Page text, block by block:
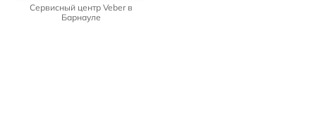
Сервисный центр Veber в
Барнауле